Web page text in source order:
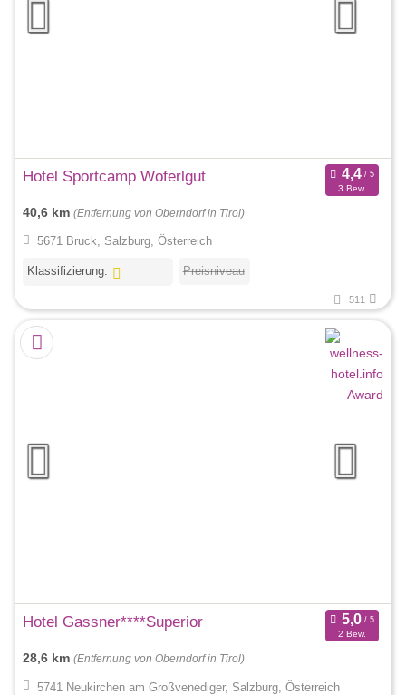
Hotel Sportcamp Woferlgut
3 Bew.
40,6 km (Entfernung von Oberndorf in Tirol)
5671 Bruck, Salzburg, Österreich
Klassifizierung: Preisniveau
511
Hotel Gassner****Superior
2 Bew.
28,6 km (Entfernung von Oberndorf in Tirol)
5741 Neukirchen am Großvenediger, Salzburg, Österreich